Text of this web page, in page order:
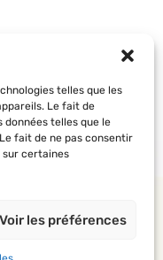
telles que les
Le fait de
telles que le
fait de ne pas consentir
certaines
Voir les préférences